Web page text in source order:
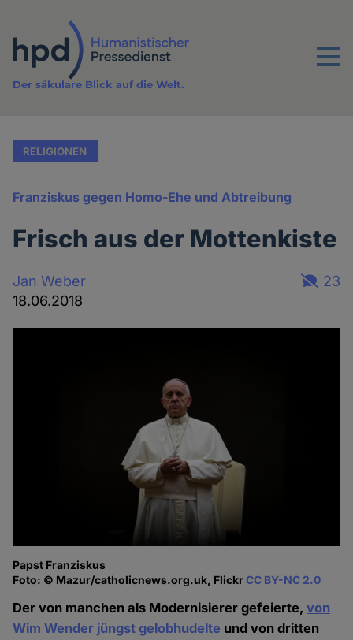
Inhalt
Menu
Der säkulare Blick auf die Welt.
RELIGIONEN
Franziskus gegen Homo-Ehe und Abtreibung
Frisch aus der Mottenkiste
Jan Weber
18.06.2018
23
Papst Franziskus
Foto: © Mazur/catholicnews.org.uk, FlickrCC BY-NC 2.0
Der von manchen als Modernisierer gefeierte,von
Wim Wender jüngst gelobhudelte und von dritten